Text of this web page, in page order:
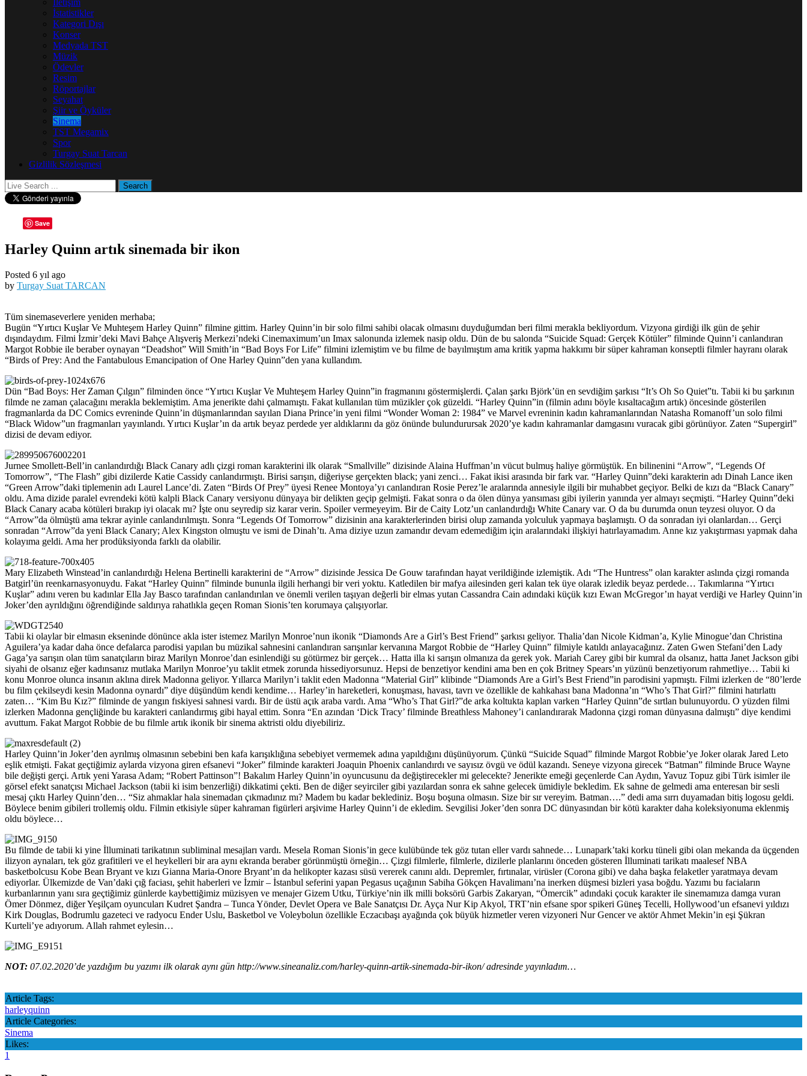
İletişim
İstatistikler
Kategori Dışı
Konser
Medyada TST
Müzik
Ödevler
Resim
Röportajlar
Seyahat
Şiir ve Öyküler
Sinema
TST Megamix
Spor
Turgay Suat Tarcan
Gizlilik Sözleşmesi
Save
Harley Quinn artık sinemada bir ikon
Posted 6 yıl ago
by Turgay Suat TARCAN
Tüm sinemaseverlere yeniden merhaba;
Bugün “Yırtıcı Kuşlar Ve Muhteşem Harley Quinn” filmine gittim. Harley Quinn’in bir solo filmi sahibi olacak olmasını duyduğumdan beri filmi merakla bekliyordum. Vizyona girdiği ilk gün de şehir
dışındaydım. Filmi İzmir’deki Mavi Bahçe Alışveriş Merkezi’ndeki Cinemaximum’un Imax salonunda izlemek nasip oldu. Dün de bu salonda “Suicide Squad: Gerçek Kötüler” filminde Quinn’i canlandıran
Margot Robbie ile beraber oynayan “Deadshot” Will Smith’in “Bad Boys For Life” filmini izlemiştim ve bu filme de bayılmıştım ama kritik yapma hakkımı bir süper kahraman konseptli filmler hayranı olarak
“Birds of Prey: And the Fantabulous Emancipation of One Harley Quinn”den yana kullandım.
Dün “Bad Boys: Her Zaman Çılgın” filminden önce “Yırtıcı Kuşlar Ve Muhteşem Harley Quinn”in fragmanını göstermişlerdi. Çalan şarkı Björk’ün en sevdiğim şarkısı “It’s Oh So Quiet”tı. Tabii ki bu şarkının
filmde ne zaman çalacağını merakla beklemiştim. Ama jenerikte dahi çalmamıştı. Fakat kullanılan tüm müzikler çok güzeldi. “Harley Quinn”in (filmin adını böyle kısaltacağım artık) öncesinde gösterilen
fragmanlarda da DC Comics evreninde Quinn’in düşmanlarından sayılan Diana Prince’in yeni filmi “Wonder Woman 2: 1984” ve Marvel evreninin kadın kahramanlarından Natasha Romanoff’un solo filmi
“Black Widow”un fragmanları yayınlandı. Yırtıcı Kuşlar’ın da artık beyaz perdede yer aldıklarını da göz önünde bulundurursak 2020’ye kadın kahramanlar damgasını vuracak gibi görünüyor. Zaten “Supergirl”
dizisi de devam ediyor.
Jurnee Smollett-Bell’in canlandırdığı Black Canary adlı çizgi roman karakterini ilk olarak “Smallville” dizisinde Alaina Huffman’ın vücut bulmuş haliye görmüştük. En bilinenini “Arrow”, “Legends Of
Tomorrow”, “The Flash” gibi dizilerde Katie Cassidy canlandırmıştı. Birisi sarışın, diğeriyse gerçekten black; yani zenci… Fakat ikisi arasında bir fark var. “Harley Quinn”deki karakterin adı Dinah Lance iken
“Green Arrow”daki tiplemenin adı Laurel Lance’di. Zaten “Birds Of Prey” üyesi Renee Montoya’yı canlandıran Rosie Perez’le aralarında annesiyle ilgili bir muhabbet geçiyor. Belki de kızı da “Black Canary”
oldu. Ama dizide paralel evrendeki kötü kalpli Black Canary versiyonu dünyaya bir delikten geçip gelmişti. Fakat sonra o da ölen dünya yansıması gibi iyilerin yanında yer almayı seçmişti. “Harley Quinn”deki
Black Canary acaba kötüleri bırakıp iyi olacak mı? İşte onu seyredip siz karar verin. Spoiler vermeyeyim. Bir de Caity Lotz’un canlandırdığı White Canary var. O da bu durumda onun teyzesi oluyor. O da
“Arrow”da ölmüştü ama tekrar ayinle canlandırılmıştı. Sonra “Legends Of Tomorrow” dizisinin ana karakterlerinden birisi olup zamanda yolculuk yapmaya başlamıştı. O da sonradan iyi olanlardan… Gerçi
sonradan “Arrow”da yeni Black Canary; Alex Kingston olmuştu ve ismi de Dinah’tı. Ama diziye uzun zamandır devam edemediğim için aralarındaki ilişkiyi hatırlayamadım. Anne kız yakıştırması yapmak daha
kolayıma geldi. Ama her prodüksiyonda farklı da olabilir.
Mary Elizabeth Winstead’in canlandırdığı Helena Bertinelli karakterini de “Arrow” dizisinde Jessica De Gouw tarafından hayat verildiğinde izlemiştik. Adı “The Huntress” olan karakter aslında çizgi romanda
Batgirl’ün reenkarnasyonuydu. Fakat “Harley Quinn” filminde bununla ilgili herhangi bir veri yoktu. Katledilen bir mafya ailesinden geri kalan tek üye olarak izledik beyaz perdede… Takımlarına “Yırtıcı
Kuşlar” adını veren bu kadınlar Ella Jay Basco tarafından canlandırılan ve önemli verilen taşıyan değerli bir elmas yutan Cassandra Cain adındaki küçük kızı Ewan McGregor’ın hayat verdiği ve Harley Quinn’in
Joker’den ayrıldığını öğrendiğinde saldırıya rahatlıkla geçen Roman Sionis’ten korumaya çalışıyorlar.
Tabii ki olaylar bir elmasın ekseninde dönünce akla ister istemez Marilyn Monroe’nun ikonik “Diamonds Are a Girl’s Best Friend” şarkısı geliyor. Thalia’dan Nicole Kidman’a, Kylie Minogue’dan Christina
Aguilera’ya kadar daha önce defalarca parodisi yapılan bu müzikal sahnesini canlandıran sarışınlar kervanına Margot Robbie de “Harley Quinn” filmiyle katıldı anlayacağınız. Zaten Gwen Stefani’den Lady
Gaga’ya sarışın olan tüm sanatçıların biraz Marilyn Monroe’dan esinlendiği su götürmez bir gerçek… Hatta illa ki sarışın olmanıza da gerek yok. Mariah Carey gibi bir kumral da olsanız, hatta Janet Jackson gibi
siyahi de olsanız eğer kadınsanız mutlaka Marilyn Monroe’yu taklit etmek zorunda hissediyorsunuz. Hepsi de benzetiyor kendini ama ben en çok Britney Spears’ın yüzünü benzetiyorum rahmetliye… Tabii ki
konu Monroe olunca insanın aklına direk Madonna geliyor. Yıllarca Marilyn’i taklit eden Madonna “Material Girl” klibinde “Diamonds Are a Girl’s Best Friend”in parodisini yapmıştı. Filmi izlerken de “80’lerde
bu film çekilseydi kesin Madonna oynardı” diye düşündüm kendi kendime… Harley’in hareketleri, konuşması, havası, tavrı ve özellikle de kahkahası bana Madonna’ın “Who’s That Girl?” filmini hatırlattı
zaten… “Kim Bu Kız?” filminde de yangın fıskiyesi sahnesi vardı. Bir de üstü açık araba vardı. Ama “Who’s That Girl?”de arka koltukta kaplan varken “Harley Quinn”de sırtlan bulunuyordu. O yüzden filmi
izlerken Madonna gençliğinde bu karakteri canlandırmış gibi hayal ettim. Sonra “En azından ‘Dick Tracy’ filminde Breathless Mahoney’i canlandırarak Madonna çizgi roman dünyasına dalmıştı” diye kendimi
avuttum. Fakat Margot Robbie de bu filmle artık ikonik bir sinema aktristi oldu diyebiliriz.
Harley Quinn’in Joker’den ayrılmış olmasının sebebini ben kafa karışıklığına sebebiyet vermemek adına yapıldığını düşünüyorum. Çünkü “Suicide Squad” filminde Margot Robbie’ye Joker olarak Jared Leto
eşlik etmişti. Fakat geçtiğimiz aylarda vizyona giren efsanevi “Joker” filminde karakteri Joaquin Phoenix canlandırdı ve sayısız övgü ve ödül kazandı. Seneye vizyona girecek “Batman” filminde Bruce Wayne
bile değişti gerçi. Artık yeni Yarasa Adam; “Robert Pattinson”! Bakalım Harley Quinn’in oyuncusunu da değiştirecekler mi gelecekte? Jenerikte emeği geçenlerde Can Aydın, Yavuz Topuz gibi Türk isimler ile
görsel efekt sanatçısı Michael Jackson (tabii ki isim benzerliği) dikkatimi çekti. Ben de diğer seyirciler gibi yazılardan sonra ek sahne gelecek ümidiyle bekledim. Ek sahne de gelmedi ama enteresan bir sesli
mesaj çıktı Harley Quinn’den… “Siz ahmaklar hala sinemadan çıkmadınız mı? Madem bu kadar beklediniz. Boşu boşuna olmasın. Size bir sır vereyim. Batman….” dedi ama sırrı duyamadan bitiş logosu geldi.
Böylece benim gibileri trollemiş oldu. Filmin etkisiyle süper kahraman figürleri arşivime Harley Quinn’i de ekledim. Sevgilisi Joker’den sonra DC dünyasından bir kötü karakter daha koleksiyonuma eklenmiş
oldu böylece…
Bu filmde de tabii ki yine İlluminati tarikatının subliminal mesajları vardı. Mesela Roman Sionis’in gece kulübünde tek göz tutan eller vardı sahnede… Lunapark’taki korku tüneli gibi olan mekanda da üçgenden
ilizyon aynaları, tek göz grafitileri ve el heykelleri bir ara aynı ekranda beraber görünmüştü örneğin… Çizgi filmlerle, filmlerle, dizilerle planlarını önceden gösteren İlluminati tarikatı maalesef NBA
basketbolcusu Kobe Bean Bryant ve kızı Gianna Maria-Onore Bryant’ın da helikopter kazası süsü vererek canını aldı. Depremler, fırtınalar, virüsler (Corona gibi) ve daha başka felaketler yaratmaya devam
ediyorlar. Ülkemizde de Van’daki çığ faciası, şehit haberleri ve İzmir – İstanbul seferini yapan Pegasus uçağının Sabiha Gökçen Havalimanı’na inerken düşmesi bizleri yasa boğdu. Yazımı bu faciaların
kurbanlarının yanı sıra geçtiğimiz günlerde kaybettiğimiz müzisyen ve menajer Gizem Utku, Türkiye’nin ilk milli boksörü Garbis Zakaryan, “Ömercik” adındaki çocuk karakter ile sinemamıza damga vuran
Ömer Dönmez, diğer Yeşilçam oyuncuları Kudret Şandra – Tunca Yönder, Devlet Opera ve Bale Sanatçısı Dr. Ayça Nur Kip Akyol, TRT’nin efsane spor spikeri Güneş Tecelli, Hollywood’un efsanevi yıldızı
Kirk Douglas, Bodrumlu gazeteci ve radyocu Ender Uslu, Basketbol ve Voleybolun özellikle Eczacıbaşı ayağında çok büyük hizmetler veren vizyoneri Nur Gencer ve aktör Ahmet Mekin’in eşi Şükran
Kurteli’ye adıyorum. Allah rahmet eylesin…
NOT: 07.02.2020’de yazdığım bu yazımı ilk olarak aynı gün http://www.sineanaliz.com/harley-quinn-artik-sinemada-bir-ikon/ adresinde yayınladım…
Article Tags:
harleyquinn
Article Categories:
Sinema
Likes:
1